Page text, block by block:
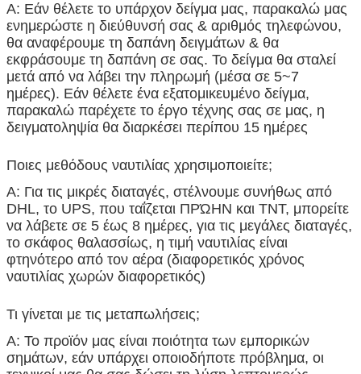
Α: Εάν θέλετε το υπάρχον δείγμα μας, παρακαλώ μας
ενημερώστε η διεύθυνσή σας & αριθμός τηλεφώνου,
θα αναφέρουμε τη δαπάνη δειγμάτων & θα
εκφράσουμε τη δαπάνη σε σας. Το δείγμα θα σταλεί
μετά από να λάβει την πληρωμή (μέσα σε 5~7
ημέρες). Εάν θέλετε ένα εξατομικευμένο δείγμα,
παρακαλώ παρέχετε το έργο τέχνης σας σε μας, η
δειγματοληψία θα διαρκέσει περίπου 15 ημέρες
Ποιες μεθόδους ναυτιλίας χρησιμοποιείτε;
Α: Για τις μικρές διαταγές, στέλνουμε συνήθως από
DHL, το UPS, που ταΐζεται ΠΡΏΗΝ και TNT, μπορείτε
να λάβετε σε 5 έως 8 ημέρες, για τις μεγάλες διαταγές,
το σκάφος θαλασσίως, η τιμή ναυτιλίας είναι
φτηνότερο από τον αέρα (διαφορετικός χρόνος
ναυτιλίας χωρών διαφορετικός)
Τι γίνεται με τις μεταπωλήσεις;
Α: Το προϊόν μας είναι ποιότητα των εμπορικών
σημάτων, εάν υπάρχει οποιοδήποτε πρόβλημα, οι